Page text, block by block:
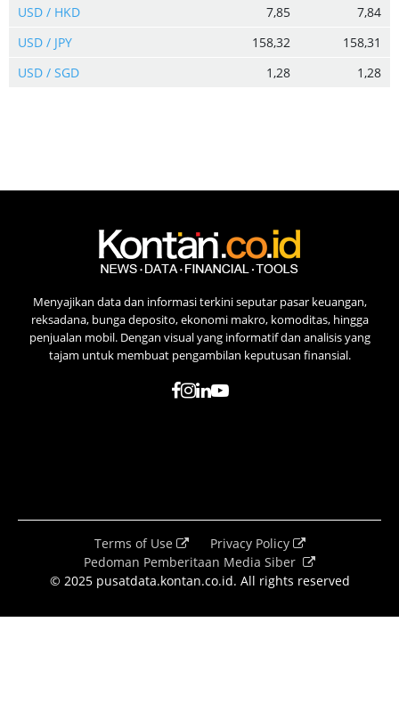
USD / HKD
7,85
7,84
USD / JPY
158,32
158,31
USD / SGD
1,28 1,28
Menyajikan data dan informasi terkini seputar pasar keuangan,
reksadana, bunga deposito, ekonomi makro, komoditas, hingga
penjualan mobil. Dengan visual yang informatif dan analisis yang
tajam untuk membuat pengambilan keputusan finansial.
Terms of Use
Privacy Policy
Pedoman Pemberitaan Media Siber
© 2025 pusatdata.kontan.co.id. All rights reserved